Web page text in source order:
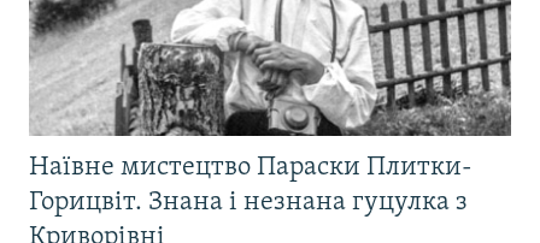
Наївне мистецтво Параски Плитки-
Горицвіт. Знана і незнана гуцулка з
Криворівні